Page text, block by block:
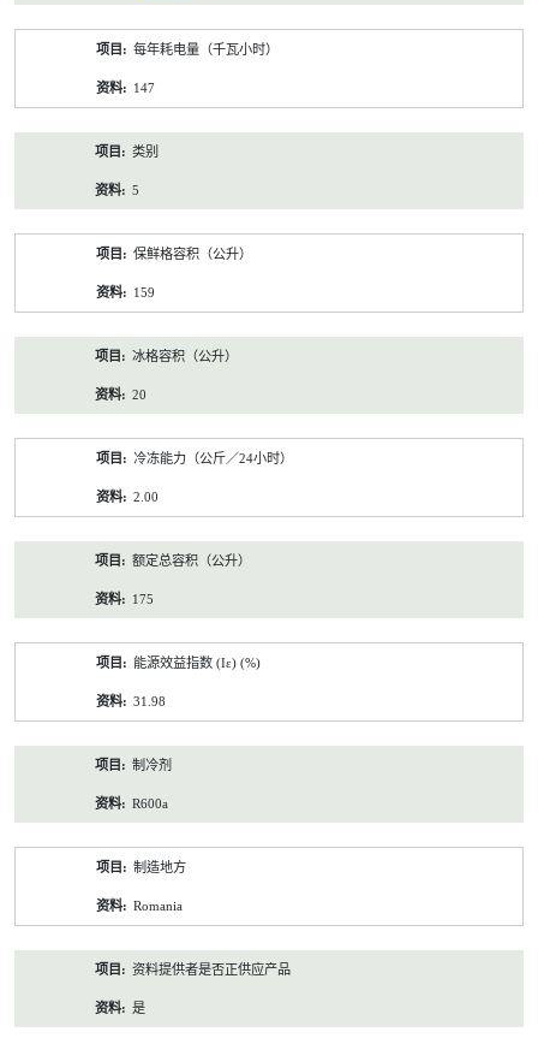
每年耗电量（千瓦小时）
147
类别
5
保鲜格容积（公升）
159
冰格容积（公升）
20
冷冻能力（公斤／24小时）
2.00
额定总容积（公升）
175
能源效益指数 (Iε) (%)
31.98
制冷剂
R600a
制造地方
Romania
资料提供者是否正供应产品
是